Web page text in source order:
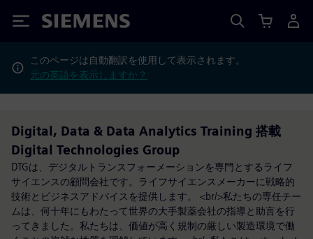
Siemens
このページは自動翻訳を使用して表示されます。
元の英語を表示しますか？
Digital, Data & Data Analytics Training 搭載
Digital Technologies Group
DTGは、デジタルトランスフォーメーションを専門とするライフ
サイエンスの顧問会社です。ライフサイエンスメーカーに戦略的
技術とビジネスアドバイスを提供します。 <br/>私たちの専任チー
ムは、何十年にもわたって世界の大手製薬会社の指導と助言を行
ってきました。私たちは、価値が高く規制の厳しい製造環境で働